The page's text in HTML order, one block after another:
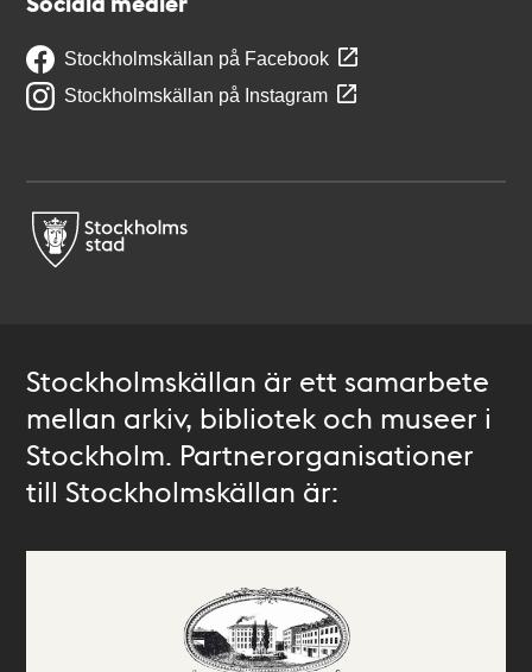
Stockholmskällan på Facebook
Stockholmskällan på Instagram
Stockholmskällan är ett samarbete
mellan arkiv, bibliotek och museer i
Stockholm. Partnerorganisationer
till Stockholmskällan är: